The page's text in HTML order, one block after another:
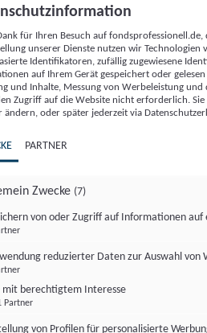
Messung von Werbeleistung
sowie Zielgruppenforschung.
Online-Kennungen (z. B. login-
Kennungen,
können zusammen mit anderen
und Browserinformationen,
Technologien usw.) auf
von dort ausgelesen werden, um es
es eine App oder einer Webseite
oder mehrere der hier aufgeführten
für Ihren Besuch auf
unserer Dienste nutzen wir Technologien
Identifikatoren, zufällig zugewiesene
auf Ihrem Gerät gespeichert oder
und Inhalte, Messung von Werbeleistung
Zugriff auf die Website nicht erforderlich.
ändern, oder später jederzeit via
PARTNER
Zwecke (7)
von oder Zugriff auf Informationen auf
reduzierter Daten zur Auswahl von
mit berechtigtem Interesse
Partner
von Profilen für personalisierte